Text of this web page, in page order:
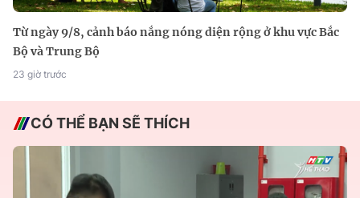
Từ ngày 9/8, cảnh báo nắng nóng diện rộng ở khu vực Bắc
Bộ và Trung Bộ
23 giờ trước
CÓ THỂ BẠN SẼ THÍCH